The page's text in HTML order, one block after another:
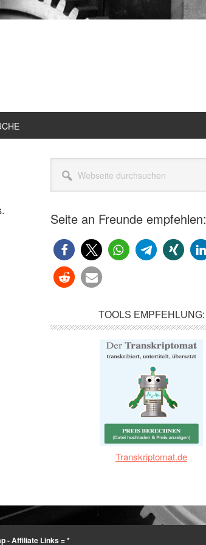
Seitenspalte
durchsuchen
Seite an Freunde empfehlen:
TOOLS EMPFEHLUNG:
Transkriptomat.de
-Affiliate Links = *